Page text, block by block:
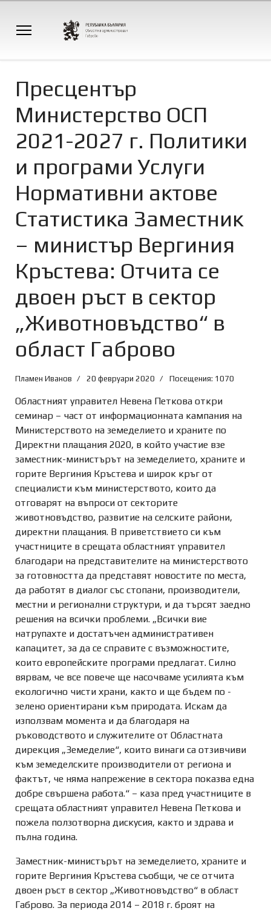
Пресцентър
Министерство ОСП
2021-2027 г. Политики
и програми Услуги
Нормативни актове
Статистика Заместник
– министър Вергиния
Кръстева: Отчита се
двоен ръст в сектор
„Животновъдство“ в
област Габрово
Пламен Иванов 20 февруари 2020 Посещения: 1070
Областният управител Невена Петкова откри
семинар – част от информационната кампания на
Министерството на земеделието и храните по
Директни плащания 2020, в който участие взе
заместник-министърът на земеделието, храните и
горите Вергиния Кръстева и широк кръг от
специалисти към министерството, които да
отговарят на въпроси от секторите
животновъдство, развитие на селските райони,
директни плащания. В приветствието си към
участниците в срещата областният управител
благодари на представителите на министерството
за готовността да представят новостите по места,
да работят в диалог със стопани, производители,
местни и регионални структури, и да търсят заедно
решения на всички проблеми. „Всички вие
натрупахте и достатъчен административен
капацитет, за да се справите с възможностите,
които европейските програми предлагат. Силно
вярвам, че все повече ще насочваме усилията към
екологично чисти храни, както и ще бъдем по -
зелено ориентирани към природата. Искам да
използвам момента и да благодаря на
ръководството и служителите от Областната
дирекция „Земеделие“, които винаги са отзивчиви
към земеделските производители от региона и
фактът, че няма напрежение в сектора показва една
добре свършена работа.“ – каза пред участниците в
срещата областният управител Невена Петкова и
пожела ползотворна дискусия, както и здрава и
пълна година.
Заместник-министърът на земеделието, храните и
горите Вергиния Кръстева съобщи, че се отчита
двоен ръст в сектор „Животновъдство“ в област
Габрово. За периода 2014 – 2018 г. броят на